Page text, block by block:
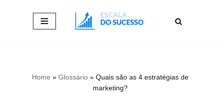
Home » Glossário» Quais são as 4 estratégias de
marketing?